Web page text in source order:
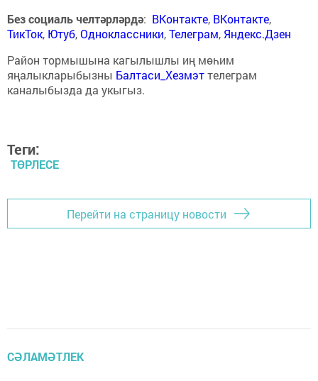
Без социаль челтәрләрдә: ВКонтакте, ВКонтакте,
ТикТок, Ютуб,Одноклассники,Телеграм, Яндекс.Дзен
Район тормышына кагылышлы иң мөһим
яңалыкларыбызны Балтаси_Хезмэттелеграм
каналыбызда да укыгыз.
Теги:
ТӨРЛЕСЕ
Перейти на страницу новости
СӘЛАМӘТЛЕК